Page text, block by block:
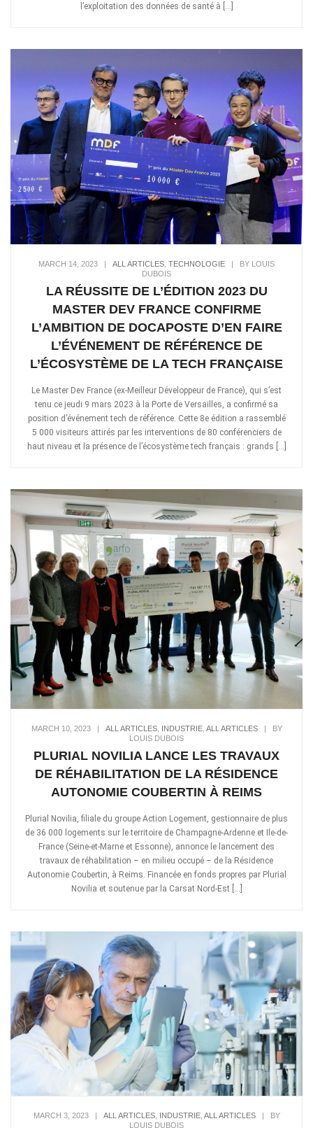
l’exploitation des données de santé à […]
MARCH 14, 2023 | ALL ARTICLES TECHNOLOGIE | BY LOUIS
DUBOIS
LA RÉUSSITE DE L’ÉDITION 2023 DU
MASTER DEV FRANCE CONFIRME
L’AMBITION DE DOCAPOSTE D’EN FAIRE
L’ÉVÉNEMENT DE RÉFÉRENCE DE
L’ÉCOSYSTÈME DE LA TECH FRANÇAISE
Le Master Dev France (ex-Meilleur Développeur de France), qui s’est
tenu ce jeudi 9 mars 2023 à la Porte de Versailles, a confirmé sa
position d’événement tech de référence. Cette 8e édition a rassemblé
5 000 visiteurs attirés par les interventions de 80 conférenciers de
haut niveau et la présence de l’écosystème tech français : grands […]
MARCH 10, 2023| ALL ARTICLES, INDUSTRIE, ALL ARTICLES|
BY
LOUIS DUBOIS
PLURIAL NOVILIA LANCE LES TRAVAUX
DE RÉHABILITATION DE LA RÉSIDENCE
AUTONOMIE COUBERTIN À REIMS
Plurial Novilia, filiale du groupe Action Logement, gestionnaire de plus
de 36 000 logements sur le territoire de Champagne-Ardenne et Ile-de-
France (Seine-et-Marne et Essonne), annonce le lancement des
travaux de réhabilitation – en milieu occupé – de la Résidence
Autonomie Coubertin, à Reims. Financée en fonds propres par Plurial
Novilia et soutenue par la Carsat Nord-Est […]
MARCH 3, 2023| ALL ARTICLES, INDUSTRIE, ALL ARTICLES|
BY
LOUIS DUBOIS